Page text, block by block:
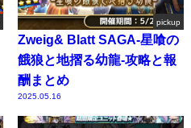
pickup
Zweig& Blatt SAGA-星喰の
餓狼と地摺る幼龍-攻略と報
酬まとめ
2025.05.16